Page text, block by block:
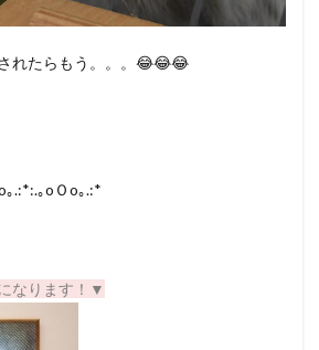
れたらもう。。。😂😂😂
｡.:*:.｡oＯo｡.:*
なります！▼